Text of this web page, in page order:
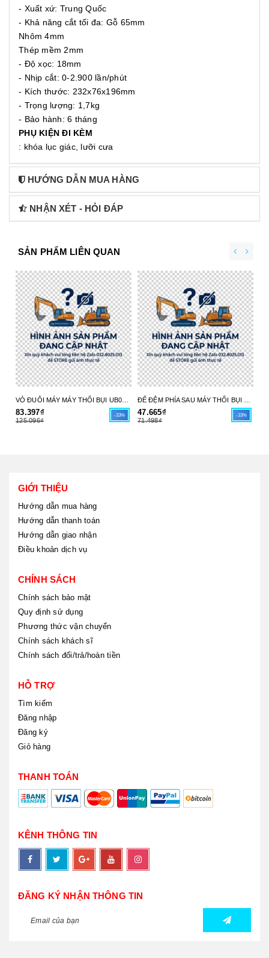
- Xuất xứ: Trung Quốc
- Khả năng cắt tối đa: Gỗ 65mm
Nhôm 4mm
Thép mềm 2mm
- Độ xọc: 18mm
- Nhịp cắt: 0-2.900 lần/phút
- Kích thước: 232x76x196mm
- Trọng lượng: 1,7kg
- Bảo hành: 6 tháng
PHỤ KIỆN ĐI KÈM
: khóa lục giác, lưỡi cưa
HƯỚNG DẪN MUA HÀNG
NHẬN XÉT - HỎI ĐÁP
SẢN PHẨM LIÊN QUAN
83.397₫
125.096₫
-33% 47.665₫
71.498₫
-33%
GIỚI THIỆU
Hướng dẫn mua hàng
Hướng dẫn thanh toán
Hướng dẫn giao nhận
Điều khoản dịch vụ
CHÍNH SÁCH
Chính sách bảo mật
Quy định sử dụng
Phương thức vận chuyển
Chính sách khách sĩ
Chính sách đổi/trả/hoàn tiền
HỖ TRỢ
Tìm kiếm
Đăng nhập
Đăng ký
Giỏ hàng
THANH TOÁN
KÊNH THÔNG TIN
ĐĂNG KÝ NHẬN THÔNG TIN